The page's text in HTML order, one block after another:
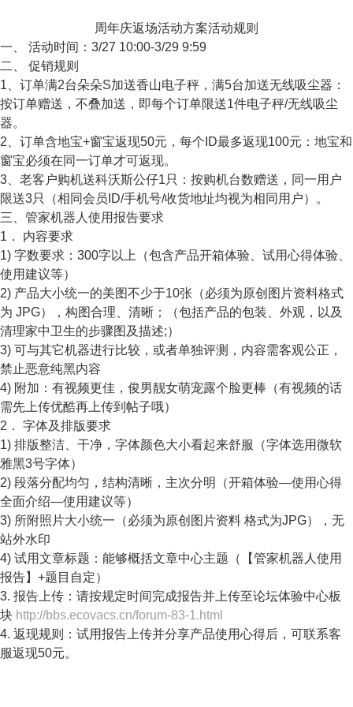
周年庆返场活动方案活动规则
一、 活动时间：3/27 10:00-3/29 9:59
二、 促销规则
1、订单满2台朵朵S加送香山电子秤，满5台加送无线吸尘器：
按订单赠送，不叠加送，即每个订单限送1件电子秤/无线吸尘
器。
2、订单含地宝+窗宝返现50元，每个ID最多返现100元：地宝和
窗宝必须在同一订单才可返现。
3、老客户购机送科沃斯公仔1只：按购机台数赠送，同一用户
限送3只（相同会员ID/手机号/收货地址均视为相同用户）。
三、管家机器人使用报告要求
1． 内容要求
1) 字数要求：300字以上（包含产品开箱体验、试用心得体验、
使用建议等）
2) 产品大小统一的美图不少于10张（必须为原创图片资料格式
为 JPG），构图合理、清晰；（包括产品的包装、外观，以及
清理家中卫生的步骤图及描述;）
3) 可与其它机器进行比较，或者单独评测，内容需客观公正，
禁止恶意纯黑内容
4) 附加：有视频更佳，俊男靓女萌宠露个脸更棒（有视频的话
需先上传优酷再上传到帖子哦）
2． 字体及排版要求
1) 排版整洁、干净，字体颜色大小看起来舒服（字体选用微软
雅黑3号字体）
2) 段落分配均匀，结构清晰，主次分明（开箱体验—使用心得
全面介绍—使用建议等）
3) 所附照片大小统一（必须为原创图片资料 格式为JPG），无
站外水印
4) 试用文章标题：能够概括文章中心主题（【管家机器人使用
报告】+题目自定）
3. 报告上传：请按规定时间完成报告并上传至论坛体验中心板
块 http://bbs.ecovacs.cn/forum-83-1.html
4. 返现规则：试用报告上传并分享产品使用心得后，可联系客
服返现50元。